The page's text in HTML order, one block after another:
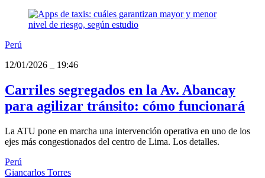
Perú
12/01/2026
19:46
Carriles segregados en la Av. Abancay
para agilizar tránsito: cómo funcionará
La ATU pone en marcha una intervención operativa en uno de los
ejes más congestionados del centro de Lima. Los detalles.
Perú
Giancarlos Torres